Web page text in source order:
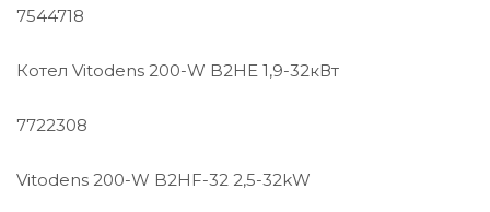
7544718
Котел Vitodens 200-W B2HE 1,9-32кВт
7722308
Vitodens 200-W B2HF-32 2,5-32kW